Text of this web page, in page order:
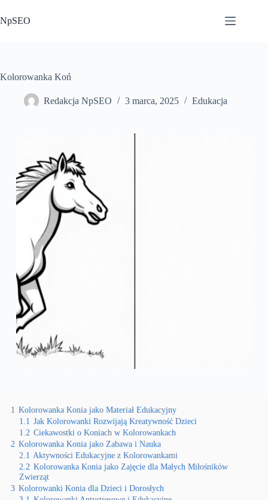
do
treści
NpSEO
Kolorowanka Koń
Redakcja NpSEO 3 marca, 2025 Edukacja
1 Kolorowanka Konia jako Materiał Edukacyjny
1.1 Jak Kolorowanki Rozwijają Kreatywność Dzieci
1.2 Ciekawostki o Koniach w Kolorowankach
2 Kolorowanka Konia jako Zabawa i Nauka
2.1 Aktywności Edukacyjne z Kolorowankami
2.2 Kolorowanka Konia jako Zajęcie dla Małych Miłośników
Zwierząt
3 Kolorowanki Konia dla Dzieci i Dorosłych